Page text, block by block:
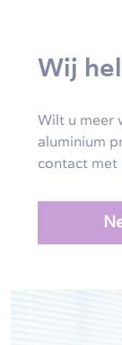
Wij
Wilt u meer
aluminium
contact met